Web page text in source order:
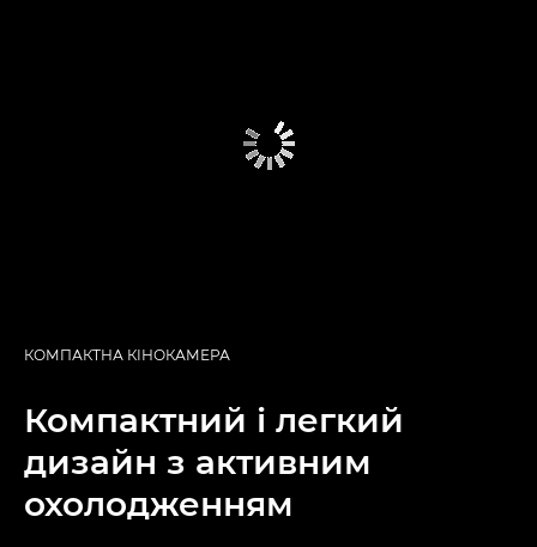
КОМПАКТНА КІНОКАМЕРА
Компактний і легкий
дизайн з активним
охолодженням